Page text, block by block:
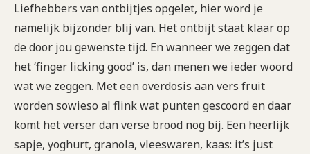
Liefhebbers van ontbijtjes opgelet, hier word je
namelijk bijzonder blij van. Het ontbijt staat klaar op
de door jou gewenste tijd. En wanneer we zeggen dat
het ‘finger licking good’ is, dan menen we ieder woord
wat we zeggen. Met een overdosis aan vers fruit
worden sowieso al flink wat punten gescoord en daar
komt het verser dan verse brood nog bij. Een heerlijk
sapje, yoghurt, granola, vleeswaren, kaas: it’s just